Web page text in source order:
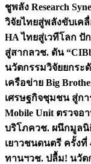
ชูพลัง Research
วิจัยไทยสู่พลังขับเค
HA ไทยสู่เวทีโลก ปั
สู่สากลวช. ดัน
นวัตกรรมวิจัยยกระ
เครือข่าย Big
เศรษฐกิจชุมชน สู่ก
Mobile Unit ตรวจ
บริโภควช. ผนึกมูลนิ
เยาวชนดนตรี ครั้งที่
ทานฯวช. ปลื้ม! นวัต